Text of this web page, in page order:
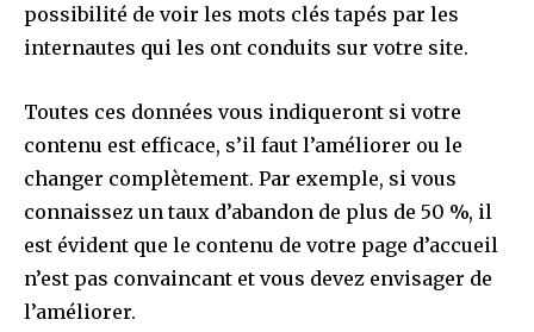
possibilité de voir les mots clés tapés par les
internautes qui les ont conduits sur votre site.
Toutes ces données vous indiqueront si votre
contenu est efficace, s’il faut l’améliorer ou le
changer complètement. Par exemple, si vous
connaissez un taux d’abandon de plus de 50 %, il
est évident que le contenu de votre page d’accueil
n’est pas convaincant et vous devez envisager de
l’améliorer.